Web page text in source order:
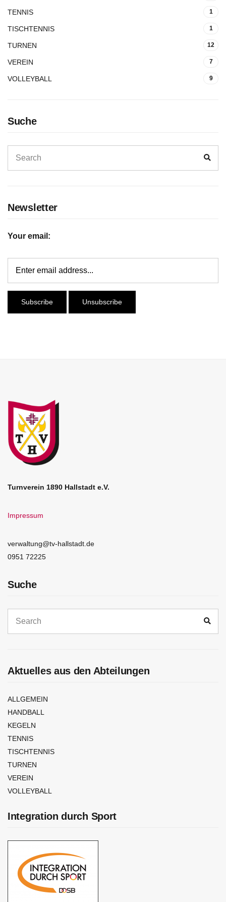
TENNIS 1
TISCHTENNIS 1
TURNEN 12
VEREIN 7
VOLLEYBALL 9
Suche
for:
Newsletter
Your email:
Turnverein 1890 Hallstadt e.V.
Impressum
verwaltung@tv-hallstadt.de
0951 72225
Suche
for:
Aktuelles aus den Abteilungen
ALLGEMEIN
HANDBALL
KEGELN
TENNIS
TISCHTENNIS
TURNEN
VEREIN
VOLLEYBALL
Integration durch Sport